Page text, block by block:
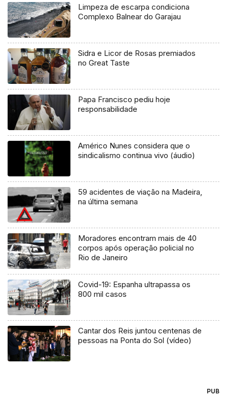
Limpeza de escarpa condiciona
Complexo Balnear do Garajau
Sidra e Licor de Rosas premiados
no Great Taste
Papa Francisco pediu hoje
responsabilidade
Américo Nunes considera que o
sindicalismo continua vivo (áudio)
59 acidentes de viação na Madeira,
na última semana
Moradores encontram mais de 40
corpos após operação policial no
Rio de Janeiro
Covid-19: Espanha ultrapassa os
800 mil casos
Cantar dos Reis juntou centenas de
pessoas na Ponta do Sol (vídeo)
PUB